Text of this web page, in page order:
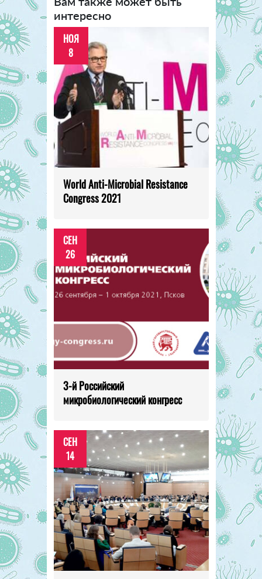
интересно
НОЯ
8
World Anti-Microbial Resistance
Congress 2021
СЕН
26
3-й Российский
микробиологический конгресс
СЕН
14